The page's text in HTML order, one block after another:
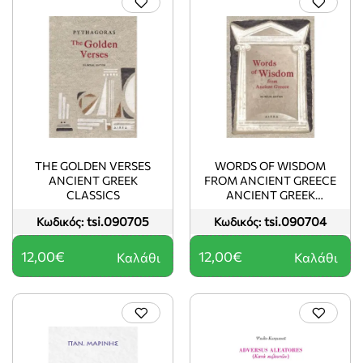
Κωδικός: tsi.090705
THE GOLDEN VERSES
ANCIENT GREEK
CLASSICS
12,00€ Καλάθι
Κωδικός: tsi.090704
WORDS OF WISDOM
FROM ANCIENT GREECE
ANCIENT GREEK
12,00€ Καλάθι